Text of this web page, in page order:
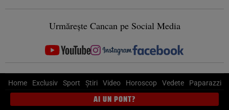
Urmărește Cancan pe Social Media
Home Exclusiv Sport Știri Video Horoscop Vedete Paparazzi
AI UN PONT?